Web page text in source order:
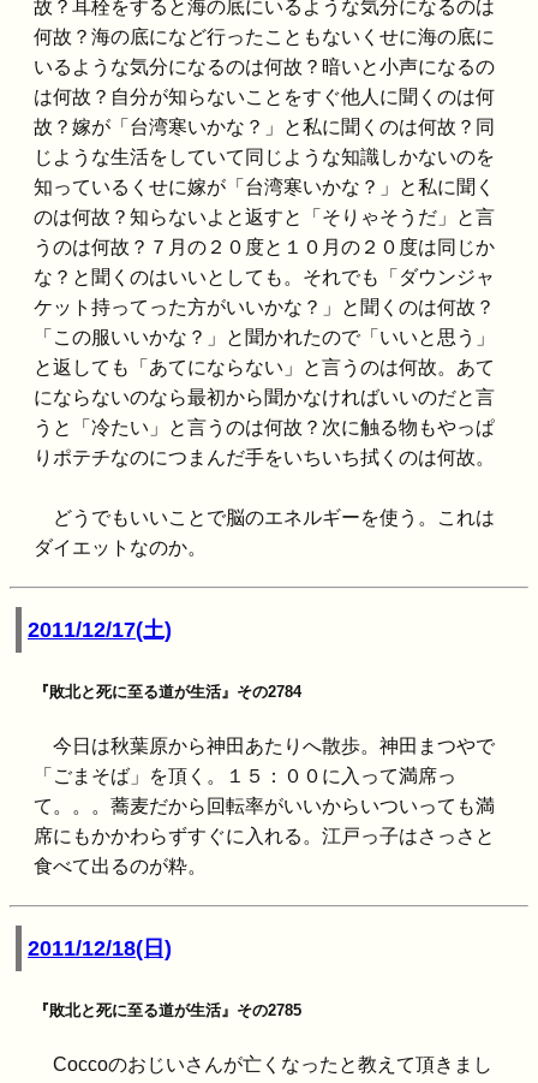
故？耳栓をすると海の底にいるような気分になるのは
何故？海の底になど行ったこともないくせに海の底に
いるような気分になるのは何故？暗いと小声になるの
は何故？自分が知らないことをすぐ他人に聞くのは何
故？嫁が「台湾寒いかな？」と私に聞くのは何故？同
じような生活をしていて同じような知識しかないのを
知っているくせに嫁が「台湾寒いかな？」と私に聞く
のは何故？知らないよと返すと「そりゃそうだ」と言
うのは何故？７月の２０度と１０月の２０度は同じか
な？と聞くのはいいとしても。それでも「ダウンジャ
ケット持ってった方がいいかな？」と聞くのは何故？
「この服いいかな？」と聞かれたので「いいと思う」
と返しても「あてにならない」と言うのは何故。あて
にならないのなら最初から聞かなければいいのだと言
うと「冷たい」と言うのは何故？次に触る物もやっぱ
りポテチなのにつまんだ手をいちいち拭くのは何故。
どうでもいいことで脳のエネルギーを使う。これは
ダイエットなのか。
2011/12/17(土)
『敗北と死に至る道が生活』その2784
今日は秋葉原から神田あたりへ散歩。神田まつやで
「ごまそば」を頂く。１５：００に入って満席っ
て。。。蕎麦だから回転率がいいからいついっても満
席にもかかわらずすぐに入れる。江戸っ子はさっさと
食べて出るのが粋。
2011/12/18(日)
『敗北と死に至る道が生活』その2785
Coccoのおじいさんが亡くなったと教えて頂きまし